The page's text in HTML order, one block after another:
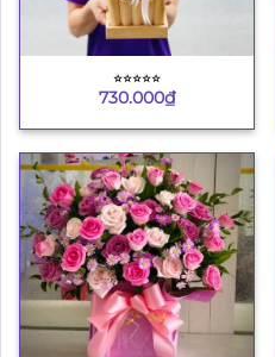
⭐︎⭐︎⭐︎⭐︎⭐︎
730.000₫